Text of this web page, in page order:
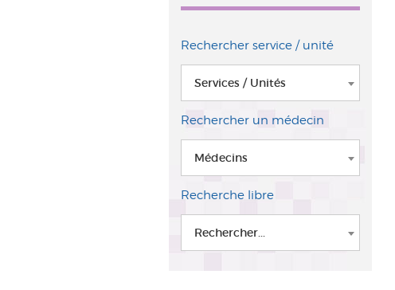
Rechercher service / unité
Services / Unités
Rechercher un médecin
Médecins
Recherche libre
Rechercher...